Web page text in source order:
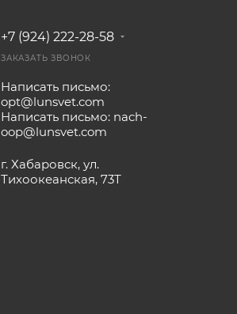
+7 (924) 222-28-58
ЗАКАЗАТЬ ЗВОНОК
Написать письмо:
opt@lunsvet.com
Написать письмо: nach-
oop@lunsvet.com
г. Хабаровск, ул.
Тихоокеанская, 73Т